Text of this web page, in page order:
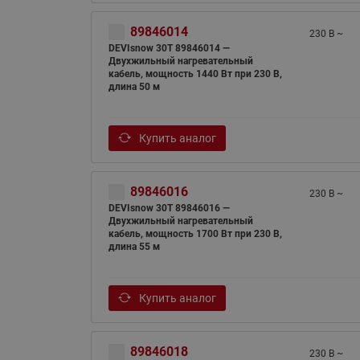
89846014
DEVIsnow 30Т 89846014 —
Двухжильный нагревательный
кабель, мощность 1440 Вт при 230 В,
длина 50 м
230 В ~
Купить аналог
89846016
DEVIsnow 30Т 89846016 —
Двухжильный нагревательный
кабель, мощность 1700 Вт при 230 В,
длина 55 м
230 В ~
Купить аналог
89846018 230 В ~